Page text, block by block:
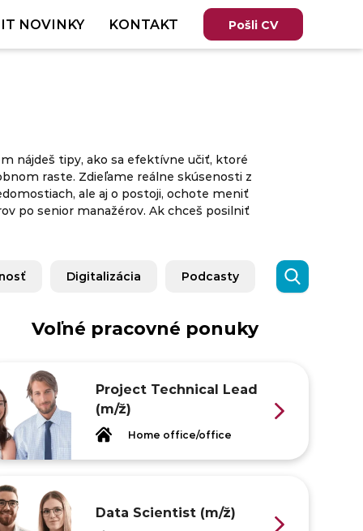
IT NOVINKY KONTAKT Pošli CV
nájdeš tipy, ako sa efektívne učiť, ktoré
raste. Zdieľame reálne skúsenosti z
ale aj o postoji, ochote meniť
po senior manažérov. Ak chceš posilniť
Digitalizácia Podcasty
Voľné pracovné ponuky
Project Technical Lead
(m/ž)
Home office/office
Data Scientist (m/ž)